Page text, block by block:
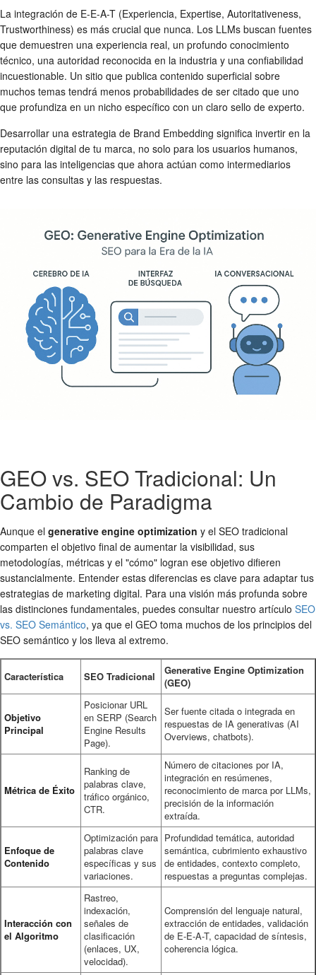
La integración de E-E-A-T (Experiencia, Expertise, Autoritativeness,
Trustworthiness) es más crucial que nunca. Los LLMs buscan fuentes
que demuestren una experiencia real, un profundo conocimiento
técnico, una autoridad reconocida en la industria y una confiabilidad
incuestionable. Un sitio que publica contenido superficial sobre
muchos temas tendrá menos probabilidades de ser citado que uno
que profundiza en un nicho específico con un claro sello de experto.
Desarrollar una estrategia de Brand Embedding significa invertir en la
reputación digital de tu marca, no solo para los usuarios humanos,
sino para las inteligencias que ahora actúan como intermediarios
entre las consultas y las respuestas.
GEO vs. SEO Tradicional: Un
Cambio de Paradigma
Aunque el generative engine optimization y el SEO tradicional
comparten el objetivo final de aumentar la visibilidad, sus
metodologías, métricas y el "cómo" logran ese objetivo difieren
sustancialmente. Entender estas diferencias es clave para adaptar tus
estrategias de marketing digital. Para una visión más profunda sobre
las distinciones fundamentales, puedes consultar nuestro artículo SEO
vs. SEO Semántico, ya que el GEO toma muchos de los principios del
SEO semántico y los lleva al extremo.
Característica SEO Tradicional
Generative Engine Optimization
(GEO)
Objetivo
Principal
Posicionar URL
en SERP (Search
Engine Results
Page).
Ser fuente citada o integrada en
respuestas de IA generativas (AI
Overviews, chatbots).
Métrica de Éxito
Ranking de
palabras clave,
tráfico orgánico,
CTR.
Número de citaciones por IA,
integración en resúmenes,
reconocimiento de marca por LLMs,
precisión de la información
extraída.
Enfoque de
Contenido
Optimización para
palabras clave
específicas y sus
variaciones.
Profundidad temática, autoridad
semántica, cubrimiento exhaustivo
de entidades, contexto completo,
respuestas a preguntas complejas.
Interacción con
el Algoritmo
Rastreo,
indexación,
señales de
clasificación
(enlaces, UX,
velocidad).
Comprensión del lenguaje natural,
extracción de entidades, validación
de E-E-A-T, capacidad de síntesis,
coherencia lógica.